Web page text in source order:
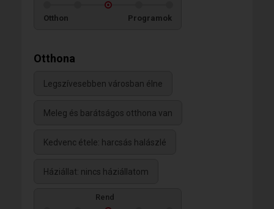
Otthon Programok
Otthona
Legszívesebben városban élne
Meleg és barátságos otthona van
Kedvenc étele: harcsás halászlé
Háziállat: nincs háziállatom
Rend